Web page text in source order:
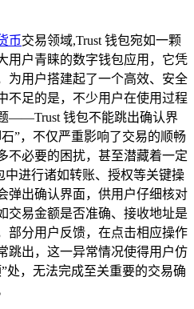
币交易领域,Trust 钱包宛如一颗
用户青睐的数字钱包应用，它凭
为用户搭建起了一个高效、安全
不足的是，不少用户在使用过程
——Trust 钱包不能跳出确认界
”，不仅严重影响了交易的顺畅
不必要的困扰，甚至潜藏着一定
中进行诸如转账、授权等关键操
弹出确认界面，供用户仔细核对
交易金额是否准确、接收地址是
部分用户反馈，在点击相应操作
跳出，这一异常情况使得用户仿
处，无法完成至关重要的交易确